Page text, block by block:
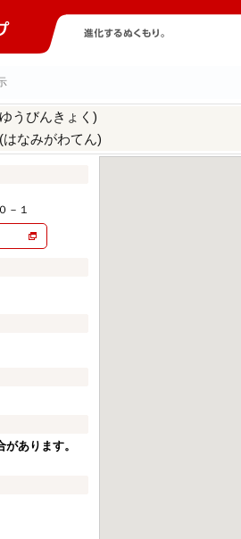
うびんきょく)
(はなみがわてん)
－１
あります。